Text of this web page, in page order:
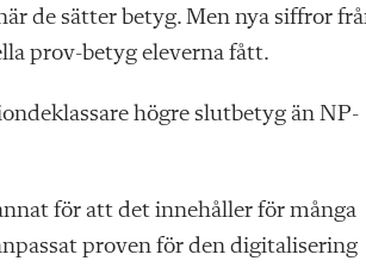
de sätter betyg. Men nya siffror
prov-betyg eleverna fått.
högre slutbetyg än NP-
för att det innehåller för många
proven för den digitalisering